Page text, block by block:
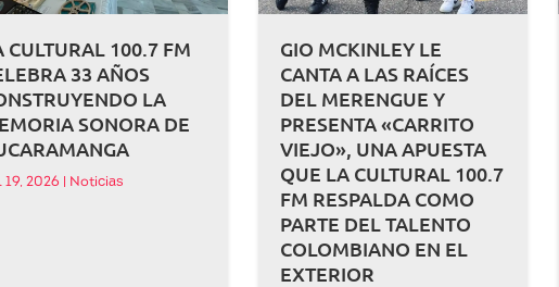
CULTURAL 100.7 FM
33 AÑOS
LA
SONORA DE
19, 2026 Noticias
GIO MCKINLEY LE
CANTA A LAS RAÍCES
DEL MERENGUE Y
PRESENTA «CARRITO
VIEJO», UNA APUESTA
QUE LA CULTURAL 100.7
FM RESPALDA COMO
PARTE DEL TALENTO
COLOMBIANO EN EL
EXTERIOR